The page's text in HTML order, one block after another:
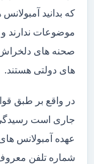
که بدانید
موضوعات ندارند
صحنه های دلخراش
های دولتی هستند.
در واقع بر طبق
جاری است رسیدگی
عهده آمبولانس